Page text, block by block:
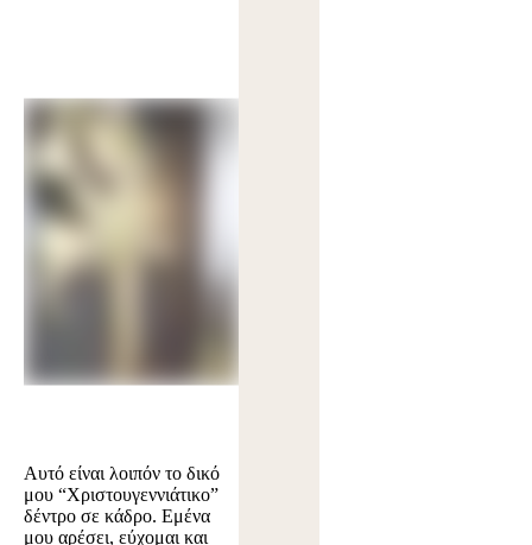
Αυτό είναι λοιπόν το δικό
μου “Χριστουγεννιάτικο”
δέντρο σε κάδρο. Εμένα
μου αρέσει, εύχομαι και